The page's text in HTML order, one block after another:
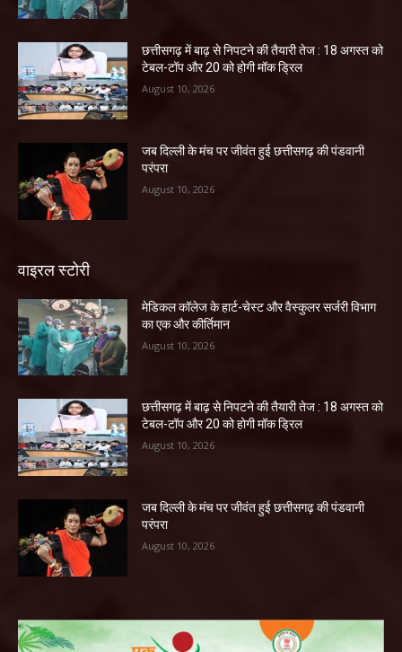
छत्तीसगढ़ में बाढ़ से निपटने की तैयारी तेज : 18 अगस्त को
टेबल-टॉप और 20 को होगी मॉक ड्रिल
August 10, 2026
जब दिल्ली के मंच पर जीवंत हुई छत्तीसगढ़ की पंडवानी
परंपरा
August 10, 2026
वाइरल स्टोरी
​मेडिकल कॉलेज के हार्ट-चेस्ट और वैस्कुलर सर्जरी विभाग
का एक और कीर्तिमान
August 10, 2026
छत्तीसगढ़ में बाढ़ से निपटने की तैयारी तेज : 18 अगस्त को
टेबल-टॉप और 20 को होगी मॉक ड्रिल
August 10, 2026
जब दिल्ली के मंच पर जीवंत हुई छत्तीसगढ़ की पंडवानी
परंपरा
August 10, 2026